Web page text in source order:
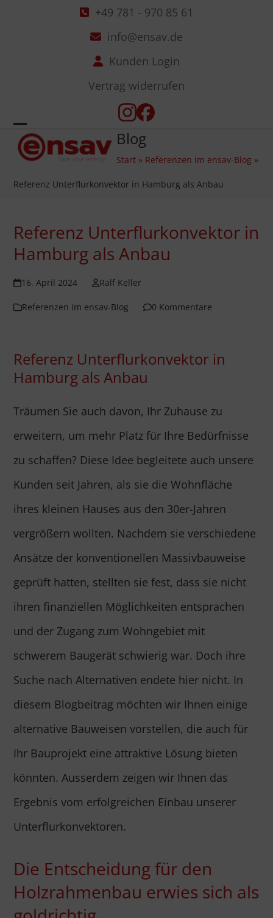
+49 781 - 970 85 61
info@ensav.de
Kunden Login
Vertrag widerrufen
InstagramFacebook
Open
mobile
menu
Close
mobile
menu
Blog
Start » Referenzen im ensav-Blog »
Referenz Unterflurkonvektor in Hamburg als Anbau
Referenz Unterflurkonvektor in
Hamburg als Anbau
16. April 2024 Ralf Keller
Referenzen im ensav-Blog 0 Kommentare
Referenz Unterflurkonvektor in
Hamburg als Anbau
Träumen Sie auch davon, Ihr Zuhause zu
erweitern, um mehr Platz für Ihre Bedürfnisse
zu schaffen? Diese Idee begleitete auch unsere
Kunden seit Jahren, als sie die Wohnfläche
ihres kleinen Hauses aus den 30er-Jahren
vergrößern wollten. Nachdem sie verschiedene
Ansätze der konventionellen Massivbauweise
geprüft hatten, stellten sie fest, dass sie nicht
ihren finanziellen Möglichkeiten entsprachen
und der Zugang zum Wohngebiet mit
schwerem Baugerät schwierig war. Doch ihre
Suche nach Alternativen endete hier nicht. In
diesem Blogbeitrag möchten wir Ihnen einige
alternative Bauweisen vorstellen, die auch für
Ihr Bauprojekt eine attraktive Lösung bieten
könnten. Ausserdem zeigen wir Ihnen das
Ergebnis vom erfolgreichen Einbau unserer
Unterflurkonvektoren.
Die Entscheidung für den
Holzrahmenbau erwies sich als